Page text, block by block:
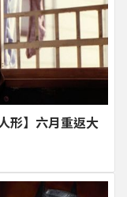
形】六月重返大